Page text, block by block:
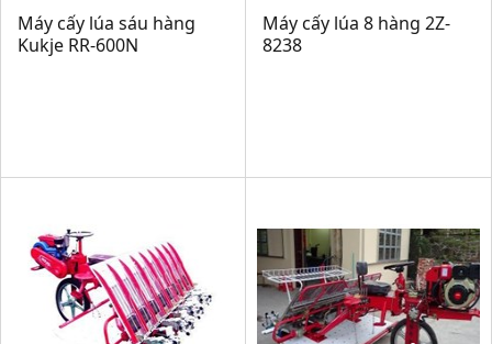
Máy cấy lúa sáu hàng
Kukje RR-600N
Máy cấy lúa 8 hàng 2Z-
8238